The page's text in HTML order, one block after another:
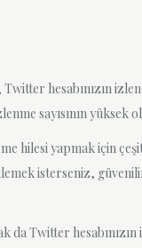
hesabınızın
sayısının yüksek
hilesi yapmak için
isterseniz,
da Twitter